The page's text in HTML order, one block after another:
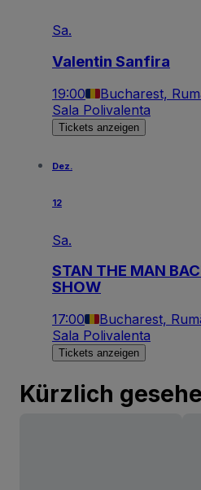
Sa.
Valentin Sanfira
19:00 Bucharest,
Sala Polivalenta
Tickets anzeigen
Dez.
12
Sa.
STAN THE MAN
SHOW
17:00 Bucharest,
Sala Polivalenta
Tickets anzeigen
Kürzlich